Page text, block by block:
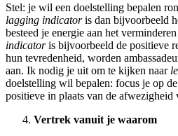
Stel: je wil een doelstelling bepalen
lagging indicatoris dan bijvoorbeeld
besteed je energie aan het
indicatoris bijvoorbeeld de positieve
hun tevredenheid, worden
aan. Ik nodig je uit om te kijken naar
doelstelling wil bepalen: focus je op
positieve in plaats van de afwezigheid
Vertrek vanuit je waarom